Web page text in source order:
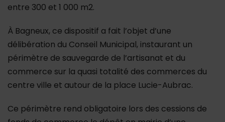
entre 300 et 1 000 m2.
À Bagneux, ce dispositif a fait l’objet d’une
délibération du Conseil Municipal, instaurant un
périmètre de sauvegarde de l’artisanat et du
commerce sur la quasi totalité des commerces du
centre ville et autour de la place Lucie-Aubrac.
Ce périmètre rend obligatoire lors des cessions de